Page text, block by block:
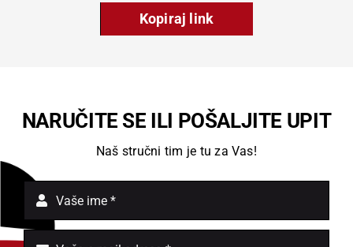
Kopiraj link
NARUČITE SE ILI POŠALJITE UPIT
Naš stručni tim je tu za Vas!